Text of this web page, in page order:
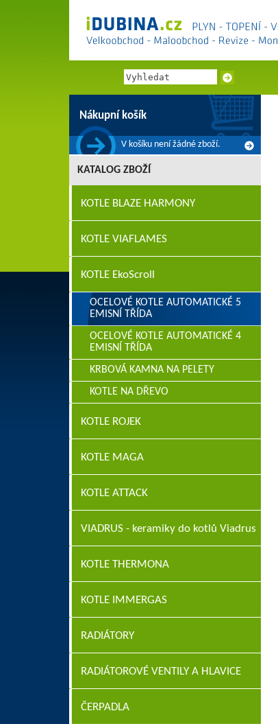
Nákupní košík
V košíku není žádné zboží.
KATALOG ZBOŽÍ
KOTLE BLAZE HARMONY
KOTLE VIAFLAMES
KOTLE EkoScroll
OCELOVÉ KOTLE AUTOMATICKÉ 5
EMISNÍ TŘÍDA
OCELOVÉ KOTLE AUTOMATICKÉ 4
EMISNÍ TŘÍDA
KRBOVÁ KAMNA NA PELETY
KOTLE NA DŘEVO
KOTLE ROJEK
KOTLE MAGA
KOTLE ATTACK
VIADRUS - keramiky do kotlů Viadrus
KOTLE THERMONA
KOTLE IMMERGAS
RADIÁTORY
RADIÁTOROVÉ VENTILY A HLAVICE
ČERPADLA